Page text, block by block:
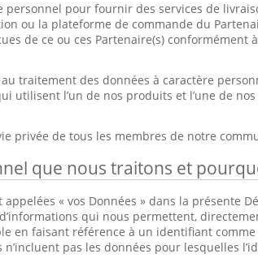
personnel pour fournir des services de
ou la plateforme de commande du
de ce ou ces Partenaire(s) conformément
traitement des données à caractère
utilisent l’un de nos produits et l’une de
privée de tous les membres de notre
que nous traitons et
« vos Données » dans la présente
qui nous permettent,
en faisant référence à un identifiant
pas les données pour lesquelles